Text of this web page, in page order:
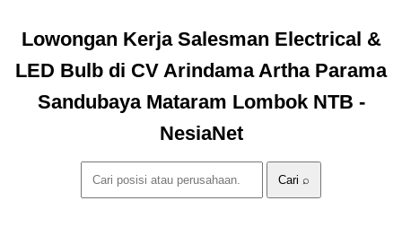
Lowongan Kerja Salesman Electrical &
LED Bulb di CV Arindama Artha Parama
Sandubaya Mataram Lombok NTB -
NesiaNet
Cari ⌕